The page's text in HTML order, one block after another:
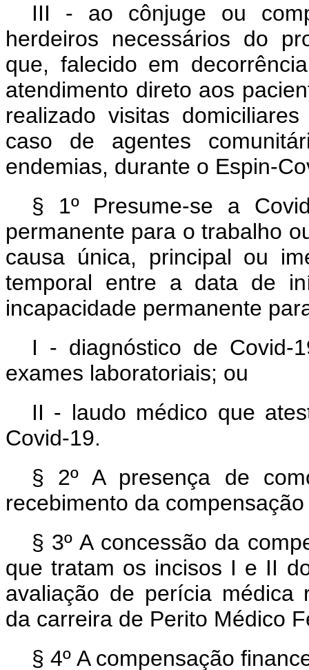
III - ao cônjuge ou
herdeiros necessários do
que, falecido em
atendimento direto aos
realizado visitas
caso de agentes
endemias, durante o Espin-
§ 1º Presume-se a
permanente para o trabalho
causa única, principal ou
temporal entre a data de
incapacidade permanente
I - diagnóstico de Covid-
exames laboratoriais; ou
II - laudo médico que
Covid-19.
§ 2º A presença de
recebimento da
§ 3º A concessão da
que tratam os incisos I e II
avaliação de perícia médica
da carreira de Perito Médico
§ 4º A compensação